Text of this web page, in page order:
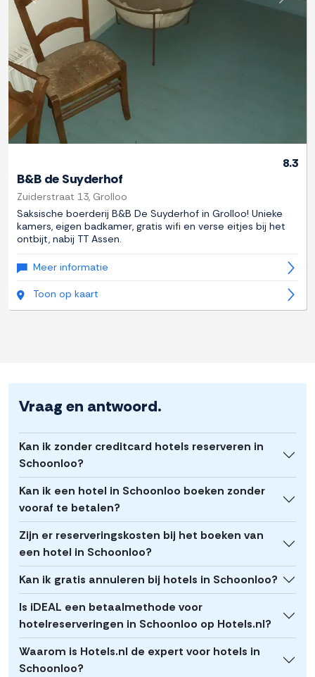
8.3
B&B de Suyderhof
Zuiderstraat 13, Grolloo
Saksische boerderij B&B De Suyderhof in Grolloo! Unieke
kamers, eigen badkamer, gratis wifi en verse eitjes bij het
ontbijt, nabij TT Assen.
Meer informatie
Toon op kaart
Vraag en antwoord.
Kan ik zonder creditcard hotels reserveren in
Schoonloo?
Kan ik een hotel in Schoonloo boeken zonder
vooraf te betalen?
Zijn er reserveringskosten bij het boeken van
een hotel in Schoonloo?
Kan ik gratis annuleren bij hotels in Schoonloo?
Is iDEAL een betaalmethode voor
hotelreserveringen in Schoonloo op Hotels.nl?
Waarom is Hotels.nl de expert voor hotels in
Schoonloo?